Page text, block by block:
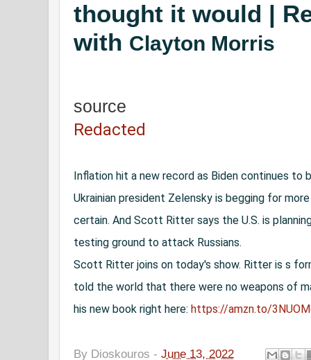
thought it would |
with Clayton Morris
source
Redacted
Inflation hit a new record as Biden continues to
Ukrainian president Zelensky is begging for
certain. And Scott Ritter says the U.S. is
testing ground to attack Russians.
Scott Ritter joins on today's show. Ritter is s
told the world that there were no weapons of
his new book right here: https://amzn.to/
By Dioskouros - June 13, 2022